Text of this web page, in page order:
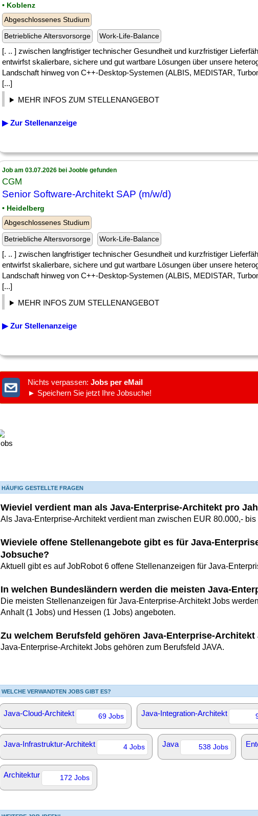
• Koblenz
Abgeschlossenes Studium
Betriebliche Altersvorsorge
Work-Life-Balance
[. .. ] zwischen langfristiger technischer Gesundheit und kurzfristiger
entwirfst skalierbare, sichere und gut wartbare Lösungen über unsere
Landschaft hinweg von C++-Desktop-Systemen (ALBIS, MEDISTAR,
[...]
MEHR INFOS ZUM STELLENANGEBOT
▶ Zur Stellenanzeige
Job am 03.07.2026 bei Jooble gefunden
CGM
Senior Software-Architekt SAP (m/w/d)
• Heidelberg
Abgeschlossenes Studium
Betriebliche Altersvorsorge
Work-Life-Balance
[. .. ] zwischen langfristiger technischer Gesundheit und kurzfristiger
entwirfst skalierbare, sichere und gut wartbare Lösungen über unsere
Landschaft hinweg von C++-Desktop-Systemen (ALBIS, MEDISTAR,
[...]
MEHR INFOS ZUM STELLENANGEBOT
▶ Zur Stellenanzeige
Nichts verpassen: Jobs per eMail
► Speichern Sie jetzt Ihre Jobsuche!
HÄUFIG GESTELLTE FRAGEN
Wieviel verdient man als Java-Enterprise-Architekt pro
Als Java-Enterprise-Architekt verdient man zwischen EUR 80.000,-
Wieviele offene Stellenangebote gibt es für Java-
Jobsuche?
Aktuell gibt es auf JobRobot 6 offene Stellenanzeigen für Java-
In welchen Bundesländern werden die meisten Java-
Die meisten Stellenanzeigen für Java-Enterprise-Architekt Jobs
Anhalt (1 Jobs) und Hessen (1 Jobs) angeboten.
Zu welchem Berufsfeld gehören Java-Enterprise-Architekt
Java-Enterprise-Architekt Jobs gehören zum Berufsfeld JAVA.
WELCHE VERWANDTEN JOBS GIBT ES?
Java-Cloud-Architekt 69 Jobs Java-Integration-Architekt
Java-Infrastruktur-Architekt 4 Jobs Java 538 Jobs
Architektur 172 Jobs